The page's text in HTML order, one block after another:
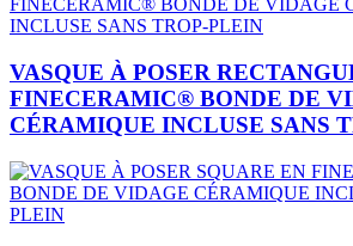
VASQUE À POSER
FINECERAMIC® BONDE DE
CÉRAMIQUE INCLUSE SANS